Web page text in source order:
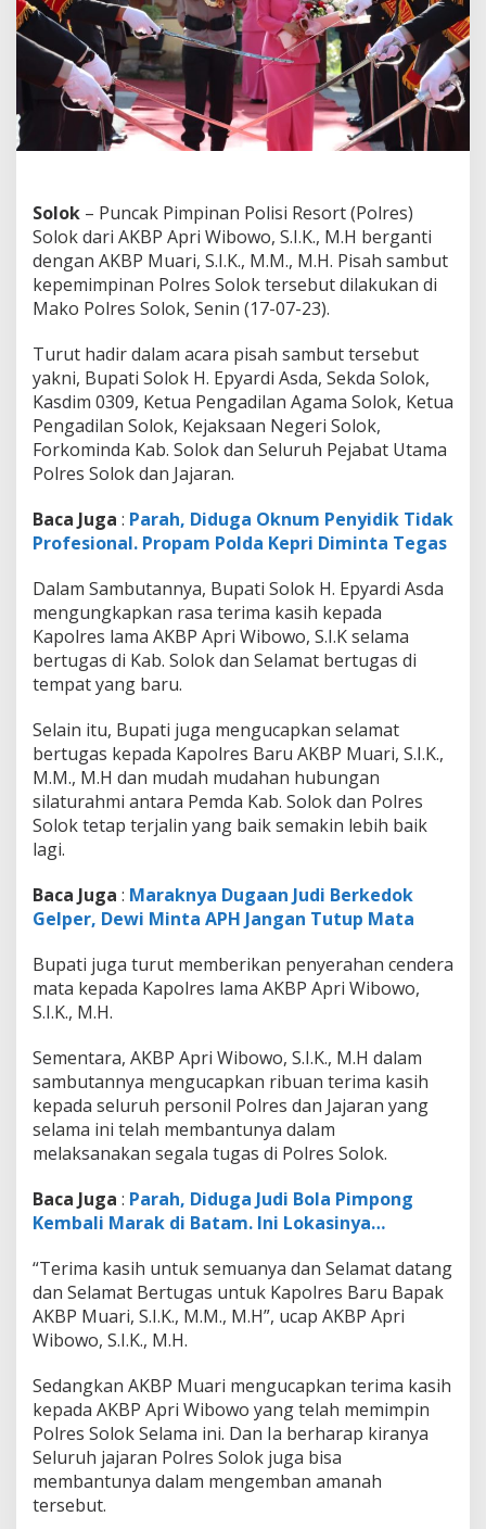
e
s
S
o
l
o
k
.
a
t
i
:
T
e
i
m
a
K
a
s
A
a
K
e
r
j
a
s
m
a
y
a
S
a
m
a
n
i
Solok – Puncak Pimpinan Polisi Resort (Polres)
Solok dari AKBP Apri Wibowo, S.I.K., M.H berganti
dengan AKBP Muari, S.I.K., M.M., M.H. Pisah sambut
kepemimpinan Polres Solok tersebut dilakukan di
Mako Polres Solok, Senin (17-07-23).
Turut hadir dalam acara pisah sambut tersebut
yakni, Bupati Solok H. Epyardi Asda, Sekda Solok,
Kasdim 0309, Ketua Pengadilan Agama Solok, Ketua
Pengadilan Solok, Kejaksaan Negeri Solok,
Forkominda Kab. Solok dan Seluruh Pejabat Utama
Polres Solok dan Jajaran.
Baca Juga : Parah, Diduga Oknum Penyidik Tidak
Profesional. Propam Polda Kepri Diminta Tegas
Dalam Sambutannya, Bupati Solok H. Epyardi Asda
mengungkapkan rasa terima kasih kepada
Kapolres lama AKBP Apri Wibowo, S.I.K selama
bertugas di Kab. Solok dan Selamat bertugas di
tempat yang baru.
Selain itu, Bupati juga mengucapkan selamat
bertugas kepada Kapolres Baru AKBP Muari, S.I.K.,
M.M., M.H dan mudah mudahan hubungan
silaturahmi antara Pemda Kab. Solok dan Polres
Solok tetap terjalin yang baik semakin lebih baik
lagi.
Baca Juga : Maraknya Dugaan Judi Berkedok
Gelper, Dewi Minta APH Jangan Tutup Mata
Bupati juga turut memberikan penyerahan cendera
mata kepada Kapolres lama AKBP Apri Wibowo,
S.I.K., M.H.
Sementara, AKBP Apri Wibowo, S.I.K., M.H dalam
sambutannya mengucapkan ribuan terima kasih
kepada seluruh personil Polres dan Jajaran yang
selama ini telah membantunya dalam
melaksanakan segala tugas di Polres Solok.
Baca Juga : Parah, Diduga Judi Bola Pimpong
Kembali Marak di Batam. Ini Lokasinya…
“Terima kasih untuk semuanya dan Selamat datang
dan Selamat Bertugas untuk Kapolres Baru Bapak
AKBP Muari, S.I.K., M.M., M.H”, ucap AKBP Apri
Wibowo, S.I.K., M.H.
Sedangkan AKBP Muari mengucapkan terima kasih
kepada AKBP Apri Wibowo yang telah memimpin
Polres Solok Selama ini. Dan Ia berharap kiranya
Seluruh jajaran Polres Solok juga bisa
membantunya dalam mengemban amanah
tersebut.